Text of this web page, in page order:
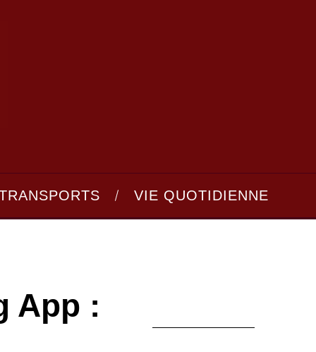
VIE QUOTIDIENNE
App :